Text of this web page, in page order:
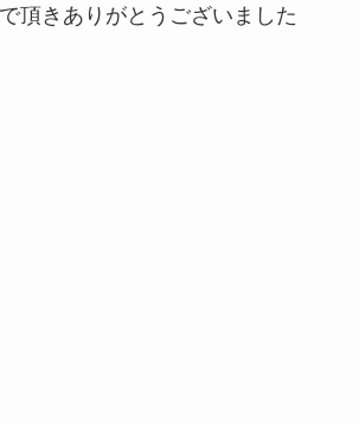
頂きありがとうございました